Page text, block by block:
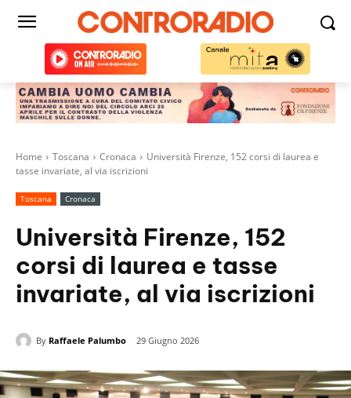
Home Toscana Cronaca
Università Firenze, 152 corsi di laurea e
tasse invariate, al via iscrizioni
Toscana Cronaca
Università Firenze, 152
corsi di laurea e tasse
invariate, al via iscrizioni
By Raffaele Palumbo 29 Giugno 2026